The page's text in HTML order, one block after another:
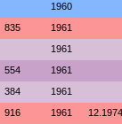
1960
835 1961
1961
554 1961
384 1961
916 1961 12.1974